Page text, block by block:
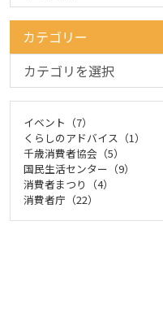
カテゴリー
イベント（7）
くらしのアドバイス（1）
千歳消費者協会（5）
国民生活センター（9）
消費者まつり（4）
消費者庁（22）